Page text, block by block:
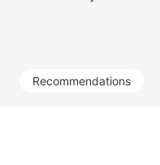
Recommendations